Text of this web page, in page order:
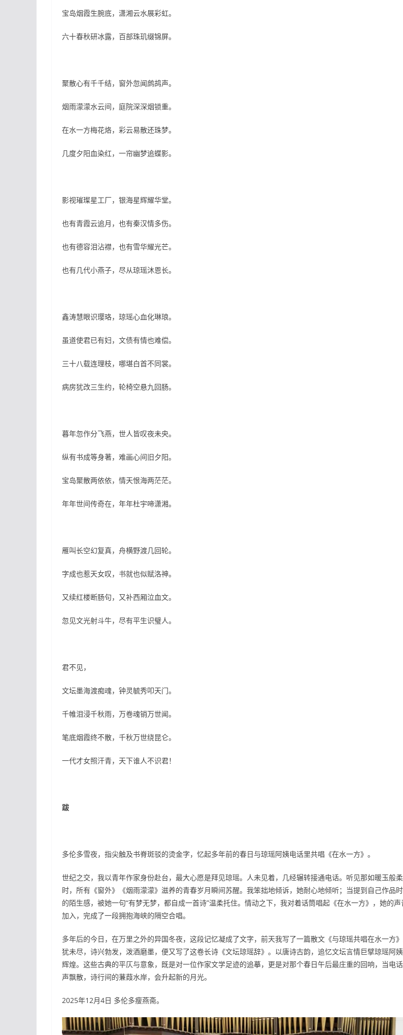
宝岛烟霞生腕底，潇湘云水展彩虹。
六十春秋研冰露，百部珠玑缀锦屏。
聚散心有千千结，窗外忽闻鹧鸪声。
烟雨濛濛水云间，庭院深深烟锁重。
在水一方梅花烙，彩云易散还珠梦。
几度夕阳血染红，一帘幽梦追蝶影。
影视璀璨星工厂，银海星辉耀华堂。
也有青霞云追月，也有秦汉情多伤。
也有德容泪沾襟，也有雪华耀光芒。
也有几代小燕子，尽从琼瑶沐恩长。
鑫涛慧眼识璎珞，琼瑶心血化琳琅。
虽道使君已有妇，文债有情也难偿。
三十八载连理枝，哪堪白首不同裳。
病房犹改三生约，轮椅空悬九回肠。
暮年忽作分飞燕，世人皆叹夜未央。
纵有书成等身著，难画心间旧夕阳。
宝岛聚散两依依，情天恨海两茫茫。
年年世间传奇在，年年杜宇啼潇湘。
雁叫长空幻复真，舟横野渡几回轮。
字成也惹天女叹，书就也似赋洛神。
又续红楼断肠句，又补西厢泣血文。
忽见文光射斗牛，尽有平生识璧人。
君不见，
文坛墨海渡痴魂，钟灵毓秀叩天门。
千帷泪浸千秋雨，万卷魂销万世闻。
笔底烟霞终不散，千秋万世绕昆仑。
一代才女照汗青，天下谁人不识君！
跋
多伦多雪夜，指尖触及书脊斑驳的烫金字，忆起多年前的春日与琼瑶阿姨电话里共唱《在水一方》。
世纪之交，我以青年作家身份赴台，最大心愿是拜见琼瑶。人未见着，几经辗转接通电话。听见那如暖玉般
时，所有《窗外》《烟雨濛濛》滋养的青春岁月瞬间苏醒。我笨拙地倾诉，她耐心地倾听；当提到自己作品
的陌生感，被她一句“有梦无梦，都自成一首诗”温柔托住。情动之下，我对着话筒唱起《在水一方》，她的
加入，完成了一段拥抱海峡的隔空合唱。
多年后的今日，在万里之外的异国冬夜，这段记忆凝成了文字，前天我写了一篇散文《与琼瑶共唱在水一方
犹未尽，诗兴勃发，泼酒磨墨，便又写了这卷长诗《文坛琼瑶辞》。以唐诗古韵，追忆文坛言情巨擘琼瑶阿
辉煌。这些古典的平仄与意象，既是对一位作家文学足迹的追摹，更是对那个春日午后最庄重的回响，当电
声飘散，诗行间的蒹葭水岸，会升起新的月光。
2025年12月4日 多伦多瘦燕斋。